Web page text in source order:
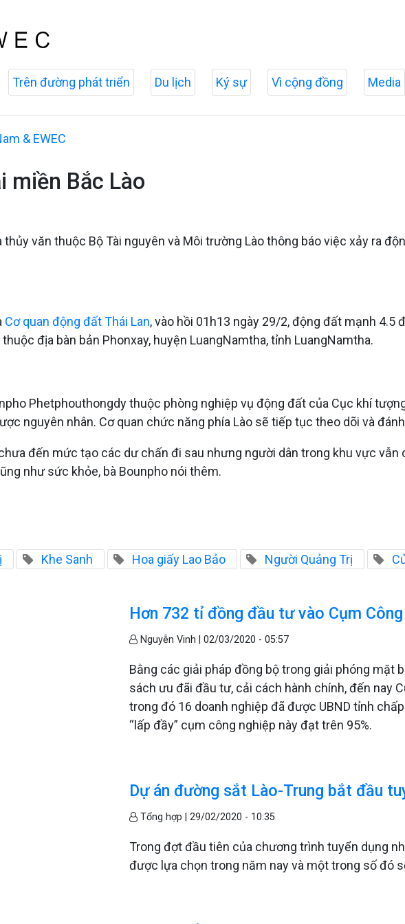
Trên đường phát triển Du lịch Ký sự Vì cộng đồng Media
& EWEC
miền Bắc Lào
văn thuộc Bộ Tài nguyên và Môi trường Lào thông báo việc xảy ra
Cơ quan động đất Thái Lan, vào hồi 01h13 ngày 29/2, động đất mạnh
địa bàn bản Phonxay, huyện LuangNamtha, tỉnh LuangNamtha.
Phetphouthongdy thuộc phòng nghiệp vụ động đất của Cục khí
nguyên nhân. Cơ quan chức năng phía Lào sẽ tiếp tục theo dõi và
đến mức tạo các dư chấn đi sau nhưng người dân trong khu vực
như sức khỏe, bà Bounpho nói thêm.
Khe Sanh Hoa giấy Lao Bảo Người Quảng Trị
Hơn 732 tỉ đồng đầu tư vào Cụm
Nguyễn Vinh |02/03/2020 - 05:57
Bằng các giải pháp đồng bộ trong giải phóng mặt
sách ưu đãi đầu tư, cải cách hành chính, đến nay
trong đó 16 doanh nghiệp đã được UBND tỉnh
“lấp đầy” cụm công nghiệp này đạt trên 95%.
Dự án đường sắt Lào-Trung bắt đầu
Tổng hợp |29/02/2020 - 10:35
Trong đợt đầu tiên của chương trình tuyển dụng
được lựa chọn trong năm nay và một trong số đó